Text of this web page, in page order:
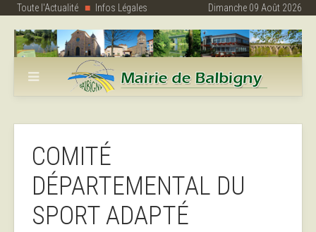
Toute l'Actualité Infos Légales Dimanche 09 Août 2026
COMITÉ
DÉPARTEMENTAL DU
SPORT ADAPTÉ